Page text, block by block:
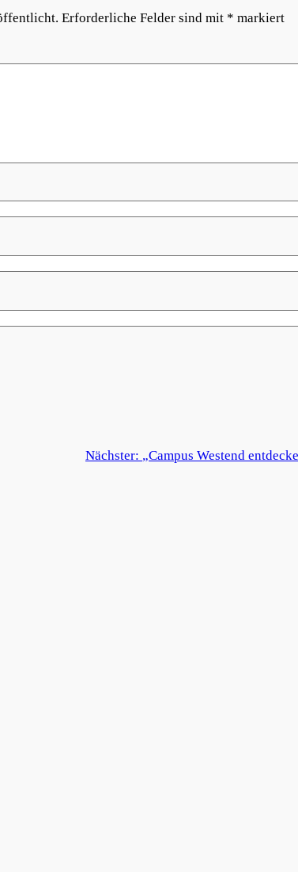
Erforderliche Felder sind mit * markiert
Nächster: „Campus Westend